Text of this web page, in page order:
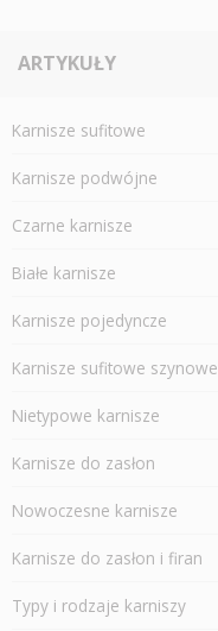
ARTYKUŁY
Karnisze sufitowe
Karnisze podwójne
Czarne karnisze
Białe karnisze
Karnisze pojedyncze
Karnisze sufitowe szynowe
Nietypowe karnisze
Karnisze do zasłon
Nowoczesne karnisze
Karnisze do zasłon i firan
Typy i rodzaje karniszy